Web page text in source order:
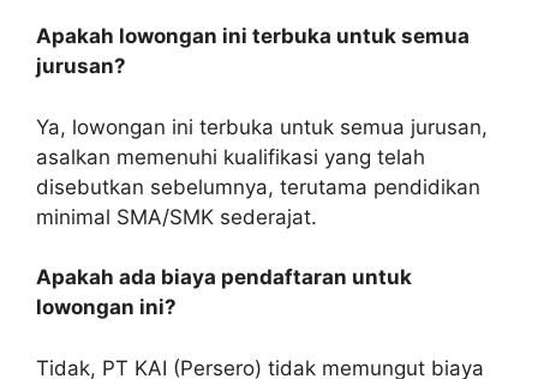
Apakah lowongan ini terbuka untuk semua
jurusan?
Ya, lowongan ini terbuka untuk semua jurusan,
asalkan memenuhi kualifikasi yang telah
disebutkan sebelumnya, terutama pendidikan
minimal SMA/SMK sederajat.
Apakah ada biaya pendaftaran untuk
lowongan ini?
Tidak, PT KAI (Persero) tidak memungut biaya